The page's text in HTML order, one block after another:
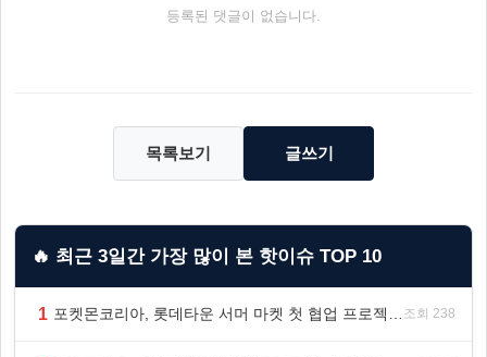
등록된 댓글이 없습니다.
목록보기 글쓰기
🔥 최근 3일간 가장 많이 본 핫이슈 TOP 10
1 조회 238